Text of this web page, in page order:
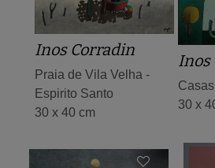
Inos Corradin
Praia de Vila Velha -
Espirito Santo
30 x 40 cm
Inos
30 x